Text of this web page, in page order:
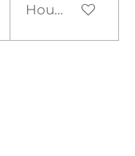
Houd mij op